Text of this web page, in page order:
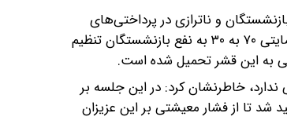
و ناترازی در پرداختی‌های
بیمه‌ای آنان پرداخت و تصریح کرد: در حالی که سال گذشته سهم‌الشرکه پرداختی بر مبنای فرمول حمایتی ۷۰ به ۳۰ به نفع بازنشستگان تنظیم
به این قشر تحمیل شده است.
خاطرنشان کرد: در این جلسه بر
شد تا از فشار معیشتی بر این عزیزان